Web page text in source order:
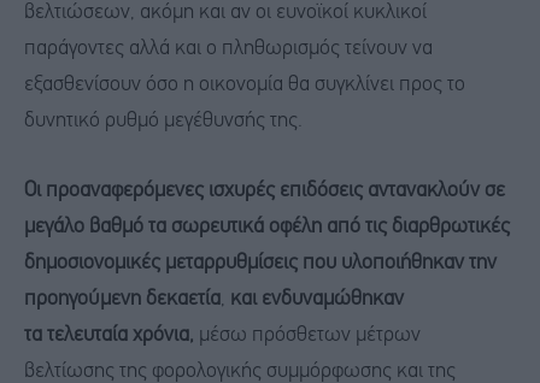
βελτιώσεων, ακόμη και αν οι ευνοϊκοί κυκλικοί
παράγοντες αλλά και ο πληθωρισμός τείνουν να
εξασθενίσουν όσο η οικονομία θα συγκλίνει προς το
δυνητικό ρυθμό μεγέθυνσής της.
Οι προαναφερόμενες ισχυρές επιδόσεις αντανακλούν σε
μεγάλο βαθμό τα σωρευτικά οφέλη από τις διαρθρωτικές
δημοσιονομικές μεταρρυθμίσεις που υλοποιήθηκαν την
προηγούμενη δεκαετία, και ενδυναμώθηκαν
τα τελευταία χρόνια, μέσω πρόσθετων μέτρων
βελτίωσης της φορολογικής συμμόρφωσης και της